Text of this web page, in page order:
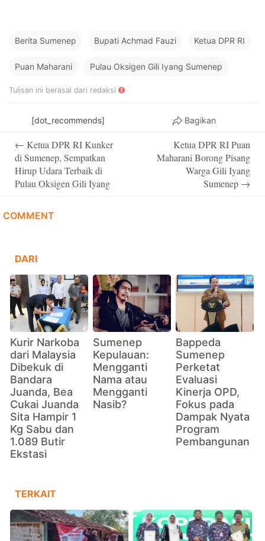
Berita Sumenep Bupati Achmad Fauzi Ketua DPR RI
Puan Maharani Pulau Oksigen Gili Iyang Sumenep
Tulisan ini berasal dari redaksi
[dot_recommends] Bagikan
navigation
← Ketua DPR RI Kunker
di Sumenep, Sempatkan
Hirup Udara Terbaik di
Pulau Oksigen Gili Iyang
Ketua DPR RI Puan
Maharani Borong Pisang
Warga Gili Iyang
Sumenep →
COMMENT
DARI
Kurir Narkoba
dari Malaysia
Dibekuk di
Bandara
Juanda, Bea
Cukai Juanda
Sita Hampir 1
Kg Sabu dan
1.089 Butir
Ekstasi
Sumenep
Kepulauan:
Mengganti
Nama atau
Mengganti
Nasib?
Bappeda
Sumenep
Perketat
Evaluasi
Kinerja OPD,
Fokus pada
Dampak Nyata
Program
Pembangunan
TERKAIT